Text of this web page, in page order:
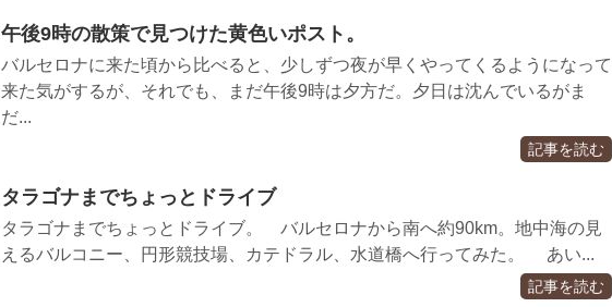
午後9時の散策で見つけた黄色いポスト。
バルセロナに来た頃から比べると、少しずつ夜が早くやってくるようになって
来た気がするが、それでも、まだ午後9時は夕方だ。夕日は沈んでいるがま
だ...
記事を読む
タラゴナまでちょっとドライブ
タラゴナまでちょっとドライブ。 バルセロナから南へ約90km。地中海の見
えるバルコニー、円形競技場、カテドラル、水道橋へ行ってみた。 あい...
記事を読む